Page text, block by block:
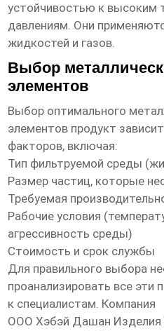
устойчивостью к высоким
давлениям. Они
жидкостей и газов.
Выбор
элементов
Выбор оптимального
элементов продукт
факторов, включая:
Тип фильтруемой среды
Размер частиц, которые
Требуемая
Рабочие условия
агрессивность среды)
Стоимость и срок службы
Для правильного выбора
проанализировать все эти
к специалистам. Компания
ООО Хэбэй Дашан Изделия